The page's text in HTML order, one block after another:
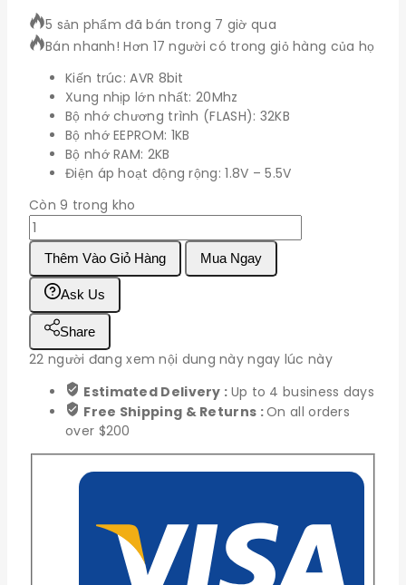
5 sản phẩm đã bán trong 7 giờ qua
Bán nhanh! Hơn 17 người có trong giỏ hàng của họ
Kiến trúc: AVR 8bit
Xung nhịp lớn nhất: 20Mhz
Bộ nhớ chương trình (FLASH): 32KB
Bộ nhớ EEPROM: 1KB
Bộ nhớ RAM: 2KB
Điện áp hoạt động rộng: 1.8V – 5.5V
Còn 9 trong kho
ATmega328P-
PU
lượng
Thêm Vào Giỏ Hàng Mua Ngay
Ask Us
Share
22 người đang xem nội dung này ngay lúc này
Estimated Delivery : Up to 4 business days
Free Shipping & Returns :On all orders
over $200